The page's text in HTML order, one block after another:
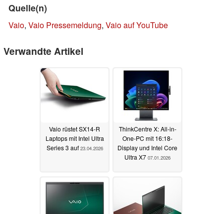
Quelle(n)
Vaio, Vaio Pressemeldung, Vaio auf YouTube
Verwandte Artikel
Vaio rüstet SX14-R
Laptops mit Intel Ultra
Series 3 auf 23.04.2026
ThinkCentre X: All-in-
One-PC mit 16:18-
Display und Intel Core
Ultra X7 07.01.2026